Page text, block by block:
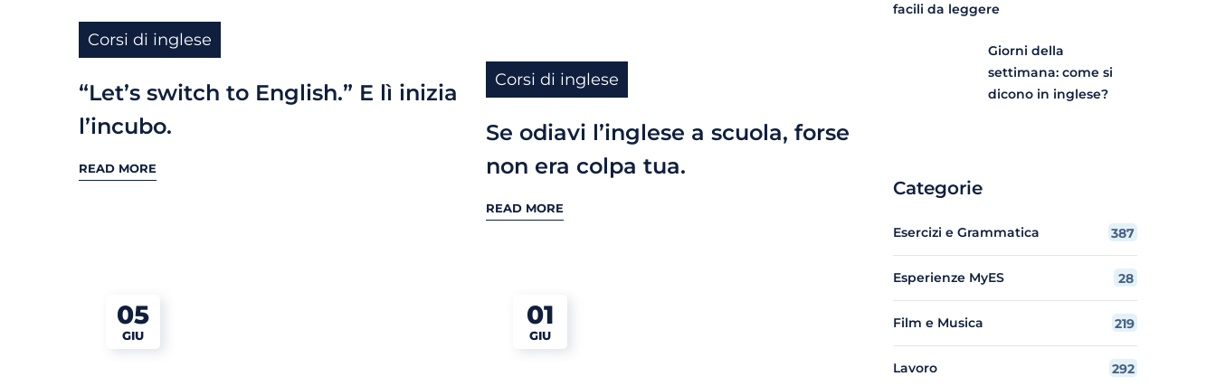
Corsi di inglese
“Let’s switch to English.” E lì inizia
l’incubo.
READ MORE
Corsi di inglese
Se odiavi l’inglese a scuola, forse
non era colpa tua.
READ MORE
05
GIU
01
GIU
facili da leggere
Giorni della
settimana: come si
dicono in inglese?
Categorie
Esercizi e Grammatica 387
Esperienze MyES 28
Film e Musica 219
Lavoro 292